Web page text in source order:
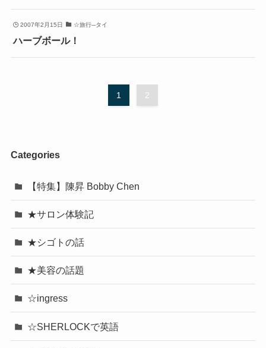
2007年2月15日 ☆旅行─タイ
ハーブボール！
1 2
Categories
【特集】陳昇 Bobby Chen
★サロン体験記
★シゴトの話
★美容の話題
☆ingress
☆SHERLOCKで英語